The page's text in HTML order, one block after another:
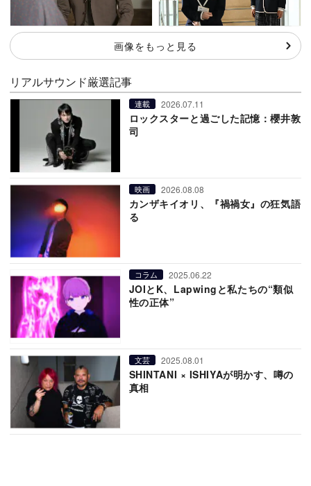
画像をもっと見る
リアルサウンド厳選記事
連載 2026.07.11
ロックスターと過ごした記憶：櫻井敦
司
映画 2026.08.08
カンザキイオリ、『禍禍女』の狂気語
る
コラム 2025.06.22
JOIとK、Lapwingと私たちの“類似
性の正体”
文芸 2025.08.01
SHINTANI × ISHIYAが明かす、噂の
真相